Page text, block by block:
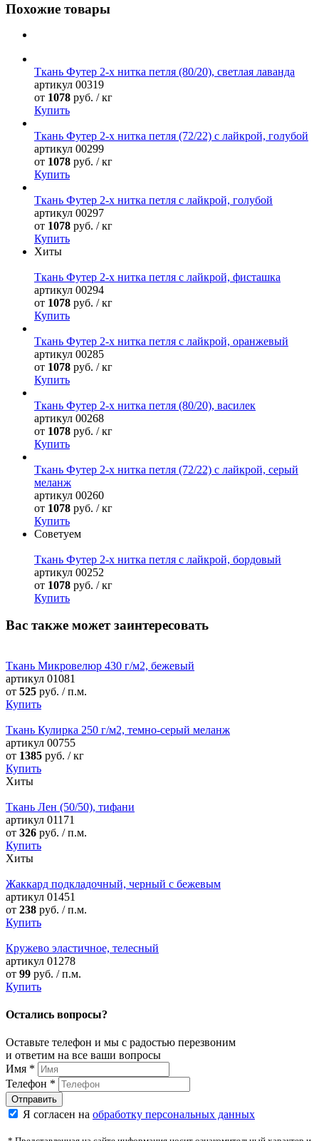
Похожие товары
Ткань Футер 2-х нитка петля (80/20), светлая лаванда
артикул 00319
от 1078 руб. / кг
Купить
Ткань Футер 2-х нитка петля (72/22) с лайкрой, голубой
артикул 00299
от 1078 руб. / кг
Купить
Ткань Футер 2-х нитка петля с лайкрой, голубой
артикул 00297
от 1078 руб. / кг
Купить
Хиты
Ткань Футер 2-х нитка петля с лайкрой, фисташка
артикул 00294
от 1078 руб. / кг
Купить
Ткань Футер 2-х нитка петля с лайкрой, оранжевый
артикул 00285
от 1078 руб. / кг
Купить
Ткань Футер 2-х нитка петля (80/20), василек
артикул 00268
от 1078 руб. / кг
Купить
Ткань Футер 2-х нитка петля (72/22) с лайкрой, серый
меланж
артикул 00260
от 1078 руб. / кг
Купить
Советуем
Ткань Футер 2-х нитка петля с лайкрой, бордовый
артикул 00252
от 1078 руб. / кг
Купить
Вас также может заинтересовать
Ткань Микровелюр 430 г/м2, бежевый
артикул 01081
от 525 руб. / п.м.
Купить
Ткань Кулирка 250 г/м2, темно-серый меланж
артикул 00755
от 1385 руб. / кг
Купить
Хиты
Ткань Лен (50/50), тифани
артикул 01171
от 326 руб. / п.м.
Купить
Хиты
Жаккард подкладочный, черный с бежевым
артикул 01451
от 238 руб. / п.м.
Купить
Кружево эластичное, телесный
артикул 01278
от 99 руб. / п.м.
Купить
Остались вопросы?
Оставьте телефон и мы с радостью перезвоним
и ответим на все ваши вопросы
Имя *
Телефон *
Я согласен на обработку персональных данных